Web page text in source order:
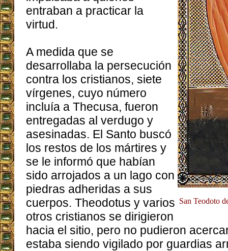
San Teodoto
entraban a practicar la
virtud.
A medida que se
desarrollaba la persecución
contra los cristianos, siete
vírgenes, cuyo número
incluía a Thecusa, fueron
entregadas al verdugo y
asesinadas. El Santo buscó
los restos de los mártires y
se le informó que habían
sido arrojados a un lago con
piedras adheridas a sus
cuerpos. Theodotus y varios
otros cristianos se dirigieron
hacia el sitio, pero no pudieron
estaba siendo vigilado por guardias